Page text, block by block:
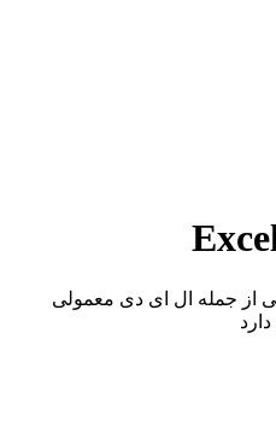
از جمله ال ای دی معمولی